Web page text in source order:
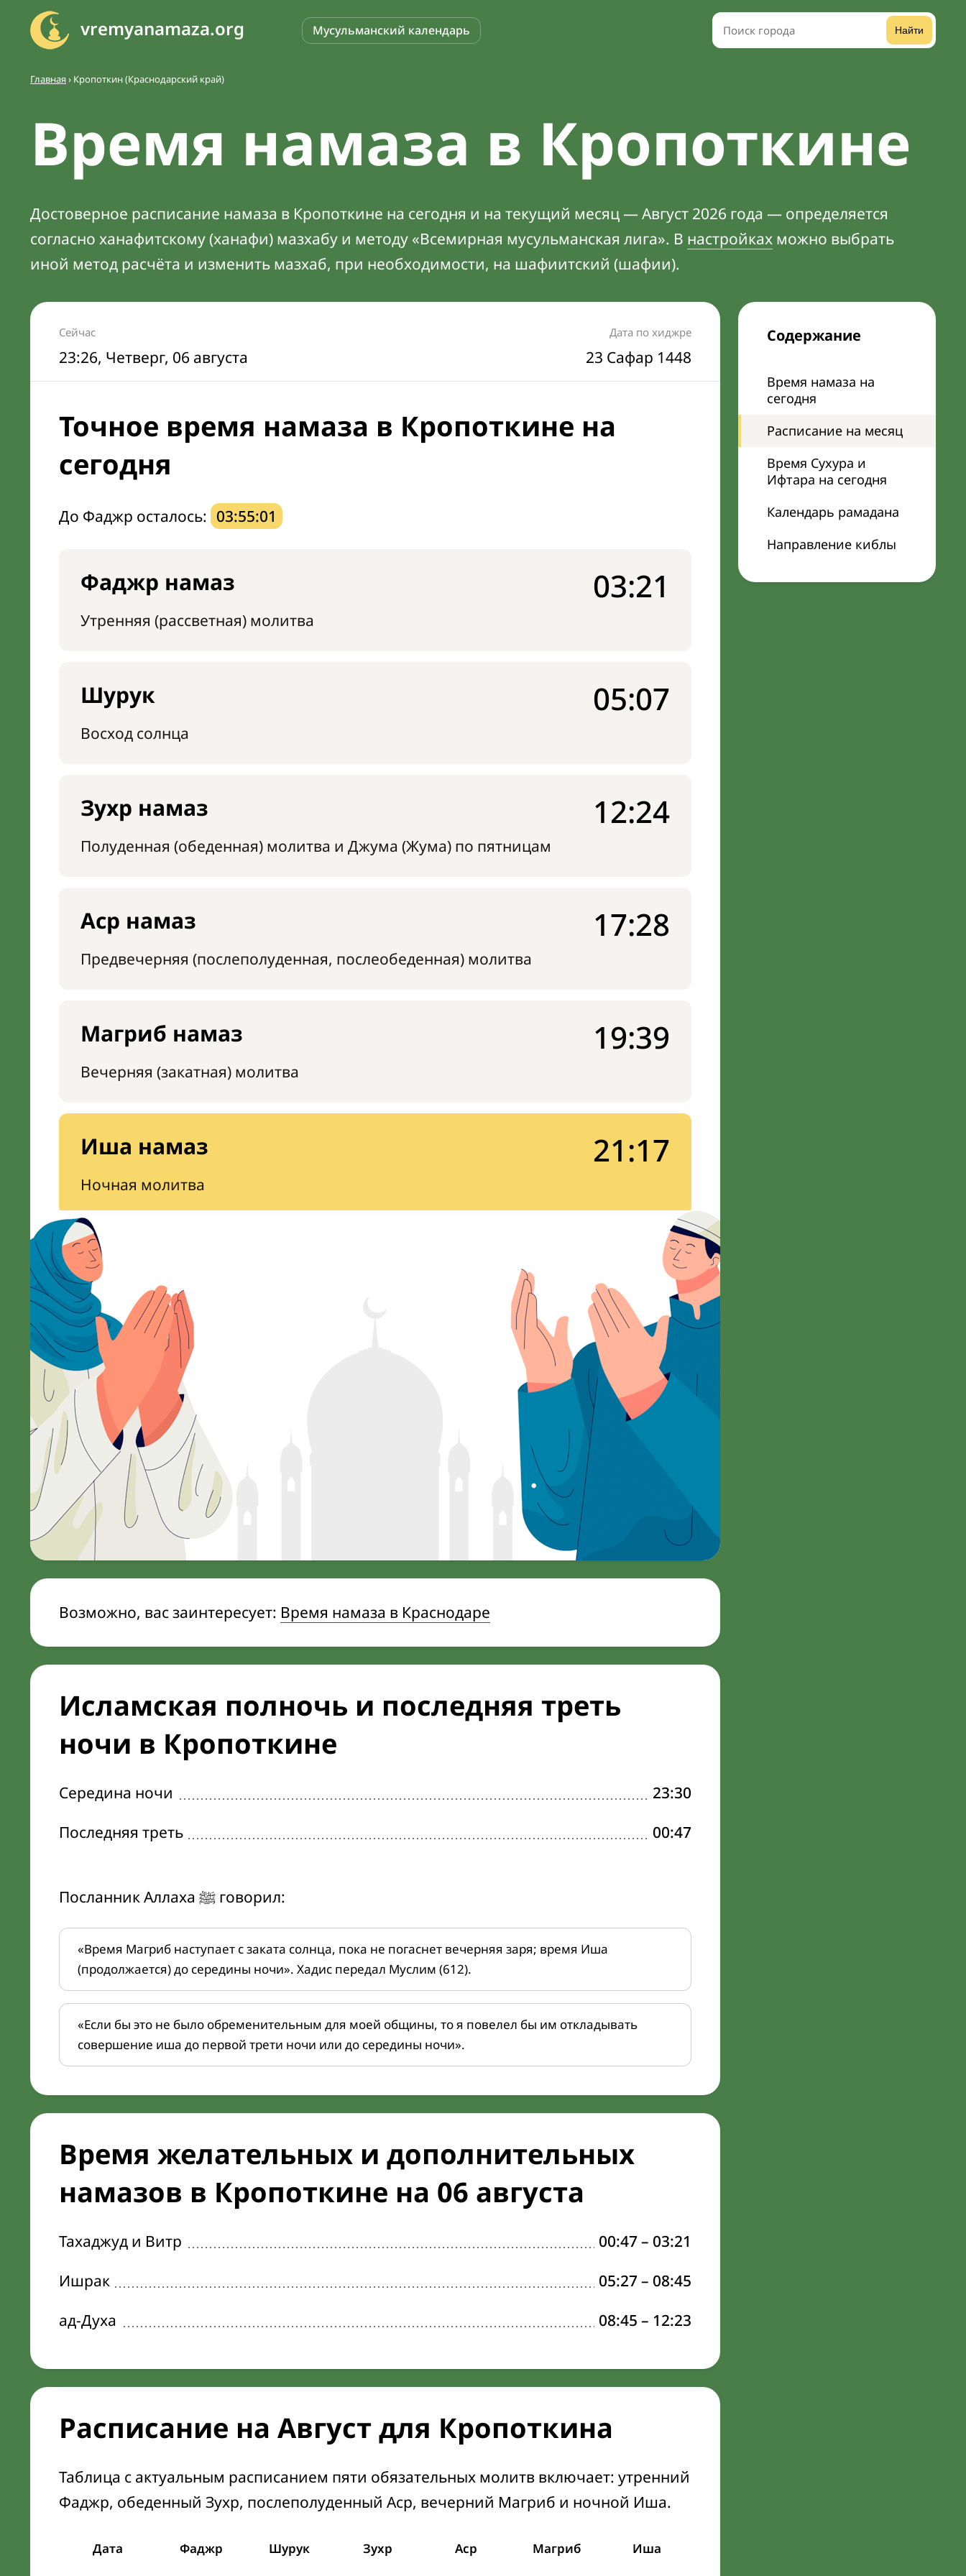
vremyanamaza.org Мусульманский календарь Найти
Главная› Кропоткин (Краснодарский край)
Время намаза в Кропоткине
Достоверное расписание намаза в Кропоткине на сегодня и на текущий месяц — Август 2026 года — определяется
согласно ханафитскому (ханафи) мазхабу и методу «Всемирная мусульманская лига». В настройках можно выбрать
иной метод расчёта и изменить мазхаб, при необходимости, на шафиитский (шафии).
Содержание
Время намаза на
сегодня
Расписание на месяц
Время Сухура и
Ифтара на сегодня
Календарь рамадана
Направление киблы
Сейчас
23:26, Четверг, 06 августа
Дата по хиджре
23 Сафар 1448
Точное время намаза в Кропоткине на
сегодня
До Фаджр осталось: 03:55:00
Фаджр намаз
Утренняя (рассветная) молитва
03:21
Шурук
Восход солнца
05:07
Зухр намаз
Полуденная (обеденная) молитва и Джума (Жума) по пятницам
12:24
Аср намаз
Предвечерняя (послеполуденная, послеобеденная) молитва
17:28
Магриб намаз
Вечерняя (закатная) молитва
19:39
Иша намаз
Ночная молитва
21:17
Возможно, вас заинтересует: Время намаза в Краснодаре
Исламская полночь и последняя треть
ночи в Кропоткине
Середина ночи
23:30
Последняя треть
00:47
Посланник Аллаха ﷺ говорил:
«Время Магриб наступает с заката солнца, пока не погаснет вечерняя заря; время Иша
(продолжается) до середины ночи». Хадис передал Муслим (612).
«Если бы это не было обременительным для моей общины, то я повелел бы им откладывать
совершение иша до первой трети ночи или до середины ночи».
Время желательных и дополнительных
намазов в Кропоткине на 06 августа
Тахаджуд и Витр 00:47– 03:21
Ишрак
05:27– 08:45
ад-Духа
08:45 – 12:23
Расписание на Август для Кропоткина
Таблица с актуальным расписанием пяти обязательных молитв включает: утренний
Фаджр, обеденный Зухр, послеполуденный Аср, вечерний Магриб и ночной Иша.
Дата Фаджр Шурук Зухр Аср Магриб Иша